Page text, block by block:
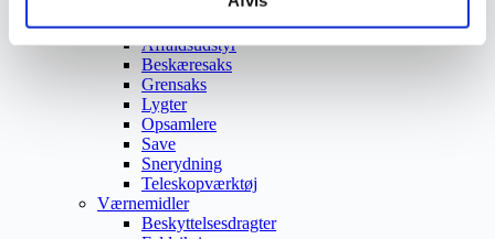
Vedligeholdelsesprodukter
Værktøj
Affaldsudstyr
Beskæresaks
Grensaks
Lygter
Opsamlere
Save
Snerydning
Teleskopværktøj
Værnemidler
Beskyttelsesdragter